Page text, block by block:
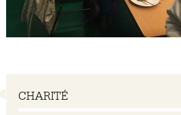
Navigation
CHARITÉ